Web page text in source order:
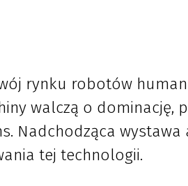
rynku robotów
walczą o dominację,
Nadchodząca
tej technologii.